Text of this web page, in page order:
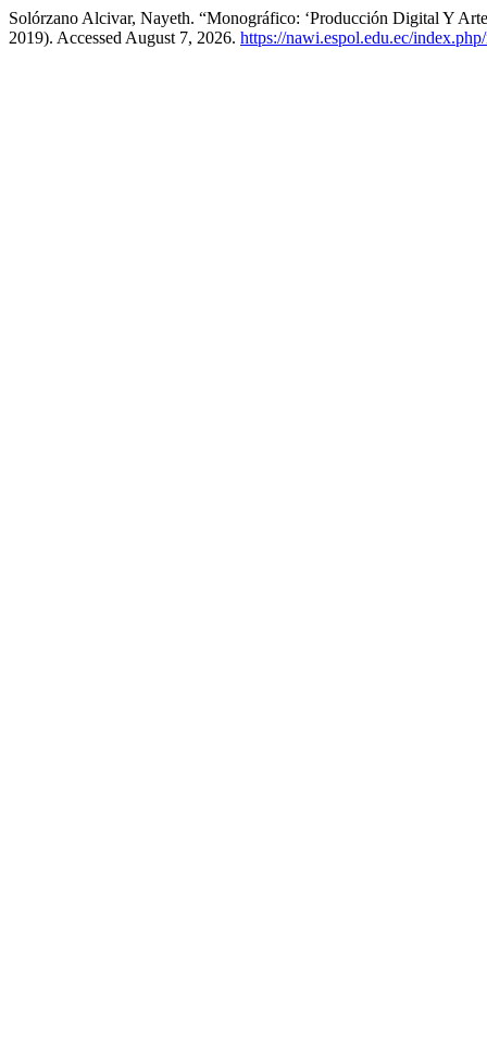
Solórzano Alcivar, Nayeth. “Monográfico: ‘Producción Digital Y
2019). Accessed August 7, 2026. https://nawi.espol.edu.ec/